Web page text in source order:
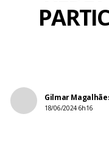
Gilmar
18/06/2024 6h16